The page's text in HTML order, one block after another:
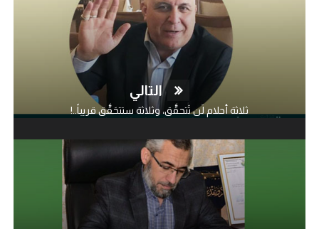
التالي
ثلاثة أحلام لَن تَتحقَّق، وثلاثة ستتحَقَّق قريباً..!